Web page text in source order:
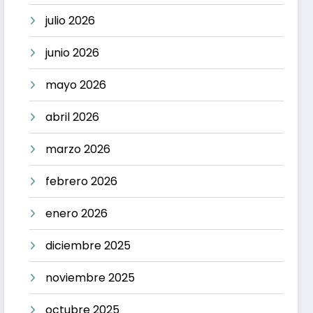
julio 2026
junio 2026
mayo 2026
abril 2026
marzo 2026
febrero 2026
enero 2026
diciembre 2025
noviembre 2025
octubre 2025